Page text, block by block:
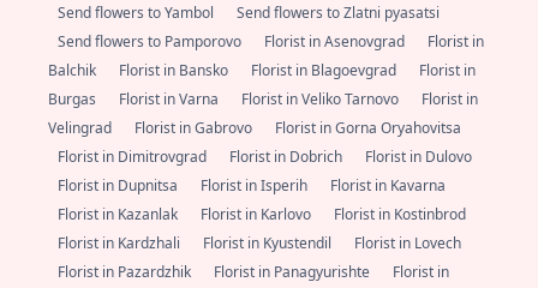
Send flowers to Yambol
Send flowers to Zlatni pyasatsi
Send flowers to Pamporovo
Florist in Asenovgrad
Florist in
Balchik
Florist in Bansko Florist in Blagoevgrad
Florist in
Burgas
Florist in Varna Florist in Veliko Tarnovo
Florist in
Velingrad
Florist in Gabrovo
Florist in Gorna Oryahovitsa
Florist in Dimitrovgrad
Florist in Dobrich
Florist in Dulovo
Florist in Dupnitsa
Florist in Isperih
Florist in Kavarna
Florist in Kazanlak
Florist in Karlovo
Florist in Kostinbrod
Florist in Kardzhali
Florist in Kyustendil
Florist in Lovech
Florist in Pazardzhik
Florist in Panagyurishte
Florist in